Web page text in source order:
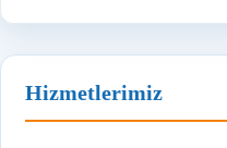
Hizmetlerimiz